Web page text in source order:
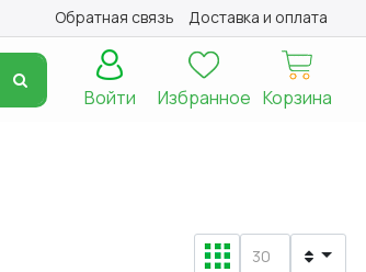
Обратная связь Доставка и оплата
Корзина
Избранное
Войти